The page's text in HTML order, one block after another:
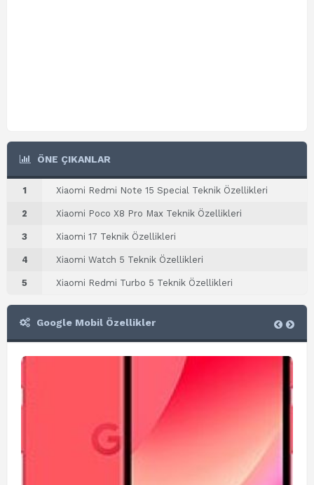
ÖNE ÇIKANLAR
1 Xiaomi Redmi Note 15 Special Teknik Özellikleri
2 Xiaomi Poco X8 Pro Max Teknik Özellikleri
3 Xiaomi 17 Teknik Özellikleri
4 Xiaomi Watch 5 Teknik Özellikleri
5 Xiaomi Redmi Turbo 5 Teknik Özellikleri
Google Mobil Özellikler